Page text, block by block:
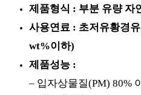
제품형식 : 부분 유량 자
사용연료 : 초저유황경
wt%이하)
제품성능 :
– 입자상물질(PM) 80%